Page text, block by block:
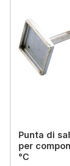
Punta di
per
°C